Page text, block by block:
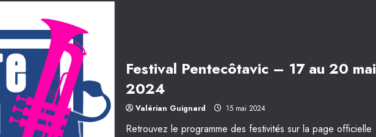
Festival Pentecôtavic – 17 au 20 mai
2024
Valérian Guignard 15 mai 2024
Retrouvez le programme des festivités sur la page officielle